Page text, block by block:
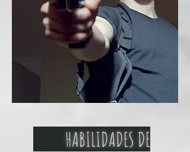
HABILIDADES DE